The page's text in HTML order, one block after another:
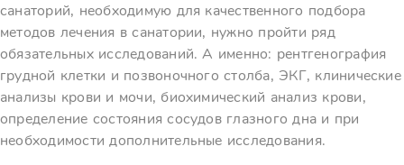
санаторий, необходимую для качественного подбора
методов лечения в санатории, нужно пройти ряд
обязательных исследований. А именно: рентгенография
грудной клетки и позвоночного столба, ЭКГ, клинические
анализы крови и мочи, биохимический анализ крови,
определение состояния сосудов глазного дна и при
необходимости дополнительные исследования.